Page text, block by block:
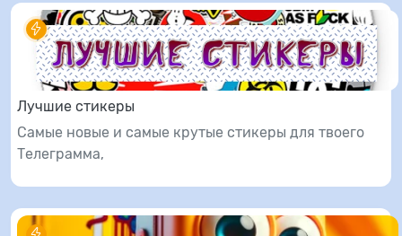
Лучшие стикеры
Самые новые и самые крутые стикеры для твоего
Телеграмма,